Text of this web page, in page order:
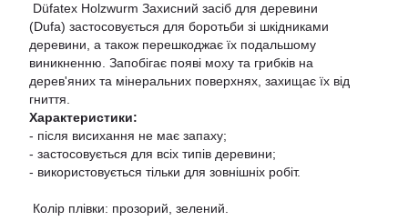
Düfatex Holzwurm Захисний засіб для деревини
(Dufa) застосовується для боротьби зі шкідниками
деревини, а також перешкоджає їх подальшому
виникненню. Запобігає появі моху та грибків на
дерев'яних та мінеральних поверхнях, захищає їх від
гниття.
Характеристики:
- після висихання не має запаху;
- застосовується для всіх типів деревини;
- використовується тільки для зовнішніх робіт.
Колір плівки: прозорий, зелений.